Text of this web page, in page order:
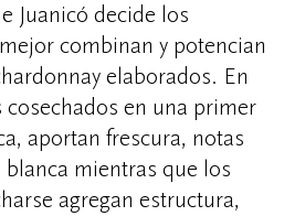
Juanicó decide los
combinan y potencian
elaborados. En
en una primer
aportan frescura, notas
mientras que los
agregan estructura,